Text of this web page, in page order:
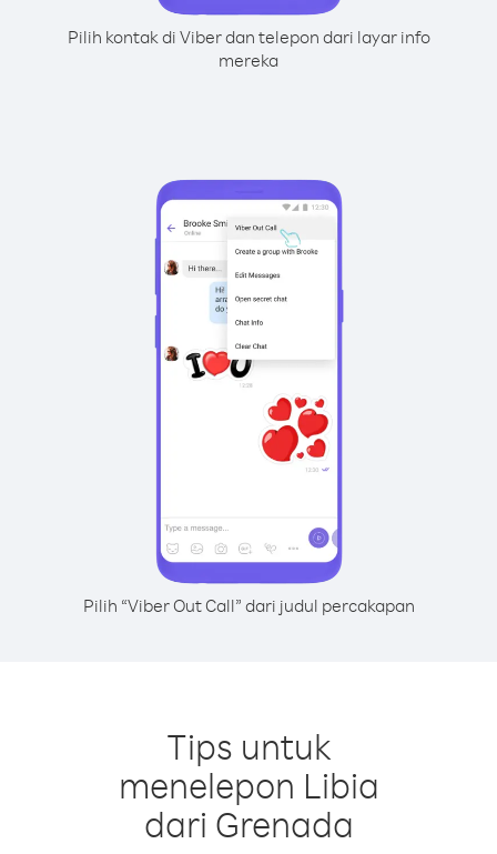
Pilih kontak di Viber dan telepon dari layar info
mereka
Pilih “Viber Out Call” dari judul percakapan
Tips untuk
menelepon Libia
dari Grenada